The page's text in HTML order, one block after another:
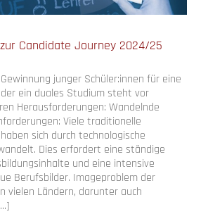
Candidate Journey 2024/25
junger Schüler:innen für eine
ein duales Studium steht vor
Herausforderungen: Wandelnde
Viele traditionelle
sich durch technologische
Dies erfordert eine ständige
und eine intensive
Berufsbilder. Imageproblem der
vielen Ländern, darunter auch